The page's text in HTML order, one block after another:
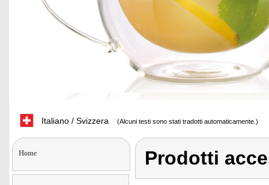
Italiano / Svizzera (Alcuni testi sono stati tradotti automaticamente.)
Home Prodotti